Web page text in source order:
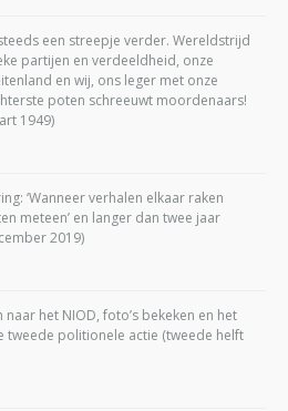
een streepje verder. Wereldstrijd
partijen en verdeeldheid, onze
en wij, ons leger met onze
poten schreeuwt moordenaars!
1949)
‘Wanneer verhalen elkaar raken
meteen’ en langer dan twee jaar
2019)
het NIOD, foto’s bekeken en het
tweede politionele actie (tweede helft